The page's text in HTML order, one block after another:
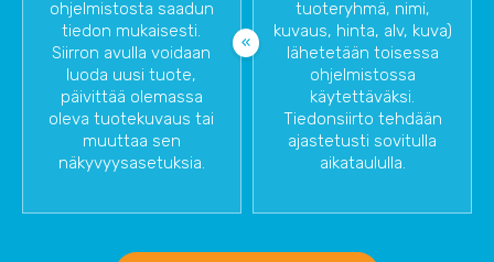
ohjelmistosta saadun
tiedon mukaisesti.
Siirron avulla voidaan
luoda uusi tuote,
päivittää olemassa
oleva tuotekuvaus tai
muuttaa sen
näkyvyysasetuksia.
tuoteryhmä, nimi,
kuvaus, hinta, alv, kuva)
lähetetään toisessa
ohjelmistossa
käytettäväksi.
Tiedonsiirto tehdään
ajastetusti sovitulla
aikataululla.